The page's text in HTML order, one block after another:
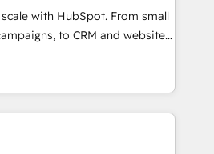
CRM. ✔️A team of
✔️Flexible pricing models —
one Dedicated HubSpot
over 25,000+ customers so
with HubSpot. From small
to CRM and websites.
to work hand-in-hand with your
and build a better
and customers.